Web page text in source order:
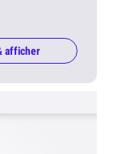
afficher